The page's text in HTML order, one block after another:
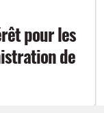
pour les
de